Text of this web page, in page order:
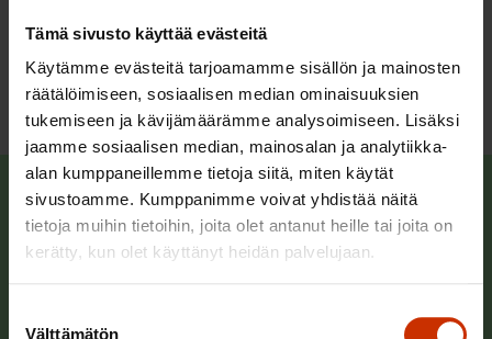
Tämä sivusto käyttää evästeitä
Käytämme evästeitä tarjoamamme sisällön ja mainosten
räätälöimiseen, sosiaalisen median ominaisuuksien
tukemiseen ja kävijämäärämme analysoimiseen. Lisäksi
jaamme sosiaalisen median, mainosalan ja analytiikka-
alan kumppaneillemme tietoja siitä, miten käytät
sivustoamme. Kumppanimme voivat yhdistää näitä
tietoja muihin tietoihin, joita olet antanut heille tai joita on
kerätty, kun olet käyttänyt heidän palvelujaan.
Välttämätön
tarkoittaa juuri meillä ja minun työssäni.
Lue myös Aurora Ruotsalaisen blogikirjoitus
aiheesta.
Mitä ja miten tutkittiin
Aurora Ruotsalainen päivitti harjoittelunsa aikana